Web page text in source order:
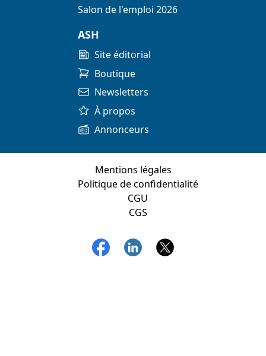
Salon de l'emploi 2026
ASH
Site éditorial
Boutique
Newsletters
À propos
Annonceurs
Mentions légales
Politique de confidentialité
CGU
CGS